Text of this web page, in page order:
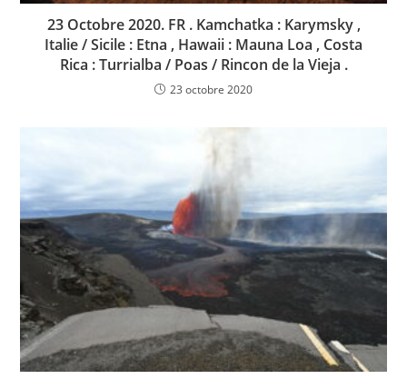
23 Octobre 2020. FR . Kamchatka : Karymsky ,
Italie / Sicile : Etna , Hawaii : Mauna Loa , Costa
Rica : Turrialba / Poas / Rincon de la Vieja .
23 octobre 2020